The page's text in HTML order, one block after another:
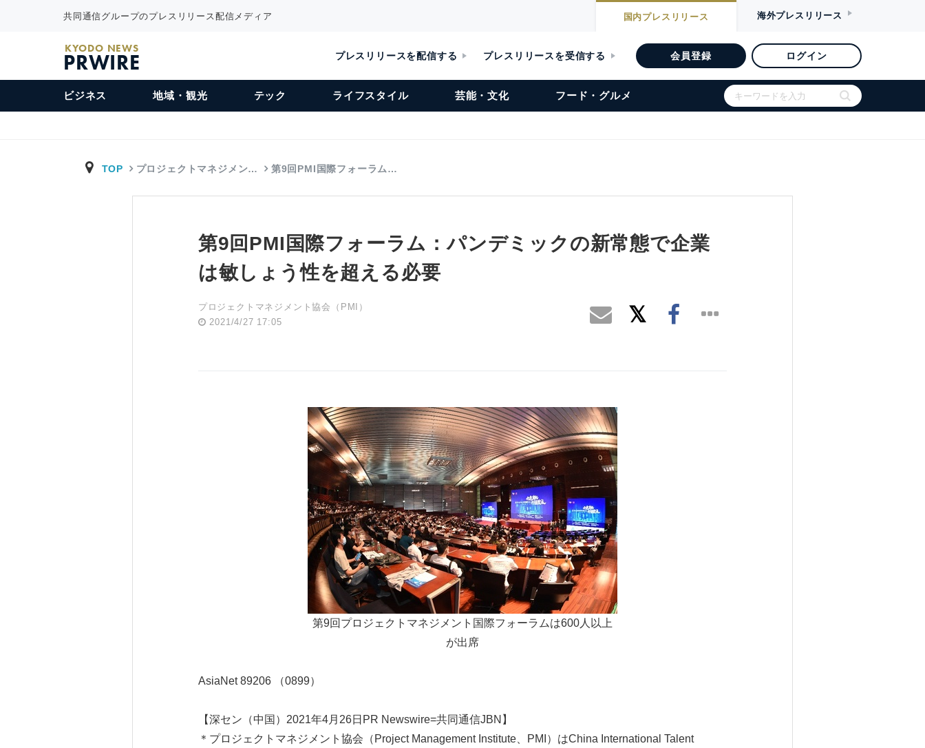
共同通信グループのプレスリリース配信メディア 国内プレスリリース 海外プレスリリース
KYODO NEWS
PRWIRE プレスリリースを配信する プレスリリースを受信する 会員登録 ログイン
ビジネス 地域・観光 テック ライフスタイル 芸能・文化 フード・グルメ
TOP プロジェクトマネジメン… 第9回PMI国際フォーラム…
第9回PMI国際フォーラム：パンデミックの新常態で企業
は敏しょう性を超える必要
プロジェクトマネジメント協会（PMI）
2021/4/27 17:05
第9回プロジェクトマネジメント国際フォーラムは600人以上
が出席
AsiaNet 89206 （0899）
【深セン（中国）2021年4月26日PR Newswire=共同通信JBN】
＊プロジェクトマネジメント協会（Project Management Institute、PMI）はChina International Talent